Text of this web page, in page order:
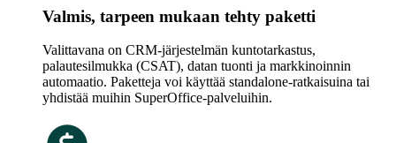
Valmis, tarpeen mukaan tehty paketti
Valittavana on CRM-järjestelmän kuntotarkastus,
palautesilmukka (CSAT), datan tuonti ja markkinoinnin
automaatio. Paketteja voi käyttää standalone-ratkaisuina tai
yhdistää muihin SuperOffice-palveluihin.